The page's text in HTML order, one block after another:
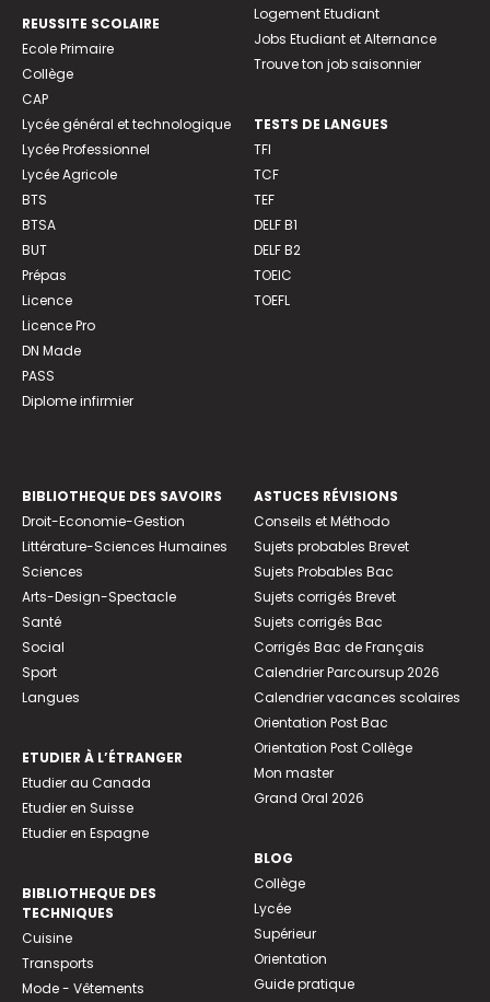
REUSSITE SCOLAIRE
Ecole Primaire
Collège
CAP
Lycée général et technologique
Lycée Professionnel
Lycée Agricole
BTS
BTSA
BUT
Prépas
Licence
Licence Pro
DN Made
PASS
Diplome infirmier
Logement Etudiant
Jobs Etudiant et Alternance
Trouve ton job saisonnier
TESTS DE LANGUES
TFI
TCF
TEF
DELF B1
DELF B2
TOEIC
TOEFL
BIBLIOTHEQUE DES SAVOIRS
Droit-Economie-Gestion
Littérature-Sciences Humaines
Sciences
Arts-Design-Spectacle
Santé
Social
Sport
Langues
ETUDIER À L’ÉTRANGER
Etudier au Canada
Etudier en Suisse
Etudier en Espagne
BIBLIOTHEQUE DES
TECHNIQUES
Cuisine
Transports
Mode - Vêtements
ASTUCES RÉVISIONS
Conseils et Méthodo
Sujets probables Brevet
Sujets Probables Bac
Sujets corrigés Brevet
Sujets corrigés Bac
Corrigés Bac de Français
Calendrier Parcoursup 2026
Calendrier vacances scolaires
Orientation Post Bac
Orientation Post Collège
Mon master
Grand Oral 2026
BLOG
Collège
Lycée
Supérieur
Orientation
Guide pratique